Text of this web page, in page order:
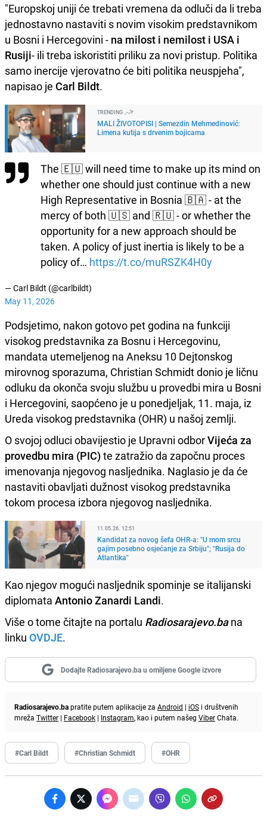
"Europskoj uniji će trebati vremena da odluči da li treba
jednostavno nastaviti s novim visokim predstavnikom
u Bosni i Hercegovini - na milost i nemilost i USA i
Rusiji- ili treba iskoristiti priliku za novi pristup. Politika
samo inercije vjerovatno će biti politika neuspjeha",
napisao je Carl Bildt.
TRENDING
MALI ŽIVOTOPISI | Semezdin Mehmedinović:
Limena kutija s drvenim bojicama
The 🇪🇺 will need time to make up its mind on
whether one should just continue with a new
High Representative in Bosnia 🇧🇦 - at the
mercy of both 🇺🇸 and 🇷🇺 - or whether the
opportunity for a new approach should be
taken. A policy of just inertia is likely to be a
policy of… https://t.co/muRSZK4H0y
— Carl Bildt (@carlbildt)
May 11, 2026
Podsjetimo, nakon gotovo pet godina na funkciji
visokog predstavnika za Bosnu i Hercegovinu,
mandata utemeljenog na Aneksu 10 Dejtonskog
mirovnog sporazuma, Christian Schmidt donio je ličnu
odluku da okonča svoju službu u provedbi mira u Bosni
i Hercegovini, saopćeno je u ponedjeljak, 11. maja, iz
Ureda visokog predstavnika (OHR) u našoj zemlji.
O svojoj odluci obavijestio je Upravni odborVijeća za
provedbu mira (PIC)te zatražio da započnu proces
imenovanja njegovog nasljednika. Naglasio je da će
nastaviti obavljati dužnost visokog predstavnika
tokom procesa izbora njegovog nasljednika.
11.05.26. 12:51
Kandidat za novog šefa OHR-a: "U mom srcu
gajim posebno osjećanje za Srbiju"; "Rusija do
Atlantika"
Kao njegov mogući nasljednik spominje se italijanski
diplomata Antonio Zanardi Landi.
Više o tome čitajte na portalu Radiosarajevo.bana
linku OVDJE.
Dodajte Radiosarajevo.ba u omiljene Google izvore
Radiosarajevo.bapratite putem aplikacije za Android | iOS i društvenih
mreža Twitter | Facebook | Instagram, kao i putem našeg ViberChata.
#Carl Bildt #Christian Schmidt #OHR